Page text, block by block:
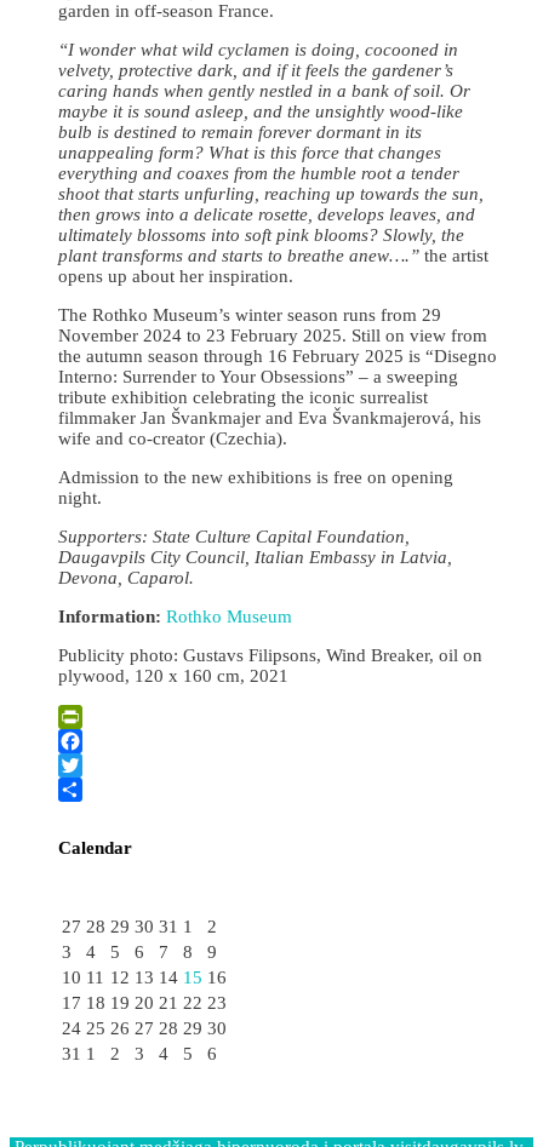
garden in off-season France.
“I wonder what wild cyclamen is doing, cocooned in
velvety, protective dark, and if it feels the gardener’s
caring hands when gently nestled in a bank of soil. Or
maybe it is sound asleep, and the unsightly wood-like
bulb is destined to remain forever dormant in its
unappealing form? What is this force that changes
everything and coaxes from the humble root a tender
shoot that starts unfurling, reaching up towards the sun,
then grows into a delicate rosette, develops leaves, and
ultimately blossoms into soft pink blooms? Slowly, the
plant transforms and starts to breathe anew….” the artist
opens up about her inspiration.
The Rothko Museum’s winter season runs from 29
November 2024 to 23 February 2025. Still on view from
the autumn season through 16 February 2025 is “Disegno
Interno: Surrender to Your Obsessions” – a sweeping
tribute exhibition celebrating the iconic surrealist
filmmaker Jan Švankmajer and Eva Švankmajerová, his
wife and co-creator (Czechia).
Admission to the new exhibitions is free on opening
night.
Supporters: State Culture Capital Foundation,
Daugavpils City Council, Italian Embassy in Latvia,
Devona, Caparol.
Information: Rothko Museum
Publicity photo: Gustavs Filipsons, Wind Breaker, oil on
plywood, 120 x 160 cm, 2021
PrintFriendly
Facebook
Twitter
Calendar
27 28 29 30 31 1
2
3
4 5 6 7 8
9
10 11 12 13 14 15 16
17 18 19 20 21 22 23
24 25 26 27 28 29 30
31 1 2 3 4 5 6